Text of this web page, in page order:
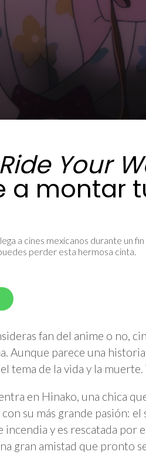
Ride Your
a montar
a cines mexicanos durante un
perder esta hermosa cinta.
fan del anime o no,
Aunque parece una
tema de la vida y la
en Hinako, una chica
su más grande pasión: el
incendia y es rescatada
gran amistad que pronto